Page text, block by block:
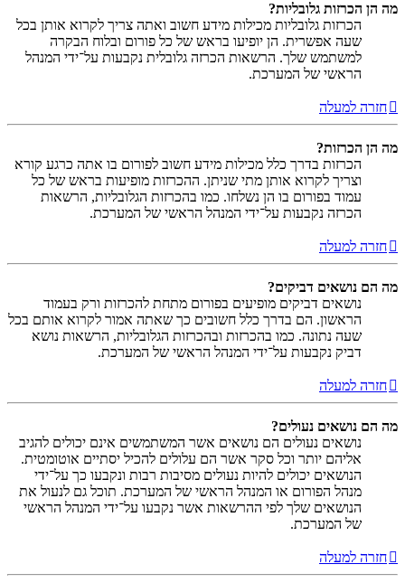
מה הן הכרזות גלובליות?
הכרזות גלובליות מכילות מידע חשוב ואתה צריך לקרוא אותן בכל
שעה אפשרית. הן יופיעו בראש של כל פורום ובלוח הבקרה
למשתמש שלך. הרשאות הכרזה גלובלית נקבעות על־ידי המנהל
הראשי של המערכת.
חזרה למעלה
מה הן הכרזות?
הכרזות בדרך כלל מכילות מידע חשוב לפורום בו אתה כרגע קורא
וצריך לקרוא אותן מתי שניתן. ההכרזות מופיעות בראש של כל
עמוד בפורום בו הן נשלחו. כמו בהכרזות הגלובליות, הרשאות
הכרזה נקבעות על־ידי המנהל הראשי של המערכת.
חזרה למעלה
מה הם נושאים דביקים?
נושאים דביקים מופיעים בפורום מתחת להכרזות ורק בעמוד
הראשון. הם בדרך כלל חשובים כך שאתה אמור לקרוא אותם בכל
שעה נתונה. כמו בהכרזות ובהכרזות הגלובליות, הרשאות נושא
דביק נקבעות על־ידי המנהל הראשי של המערכת.
חזרה למעלה
מה הם נושאים נעולים?
נושאים נעולים הם נושאים אשר המשתמשים אינם יכולים להגיב
אליהם יותר וכל סקר אשר הם עלולים להכיל יסתיים אוטומטית.
הנושאים יכולים להיות נעולים מסיבות רבות ונקבעו כך על־ידי
מנהל הפורום או המנהל הראשי של המערכת. תוכל גם לנעול את
הנושאים שלך לפי ההרשאות אשר נקבעו על־ידי המנהל הראשי
של המערכת.
חזרה למעלה